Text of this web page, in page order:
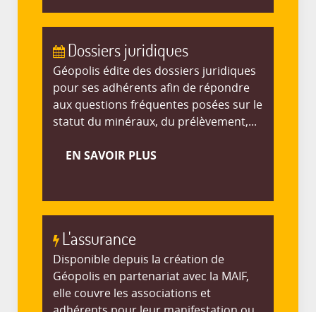
Dossiers juridiques
Géopolis édite des dossiers juridiques
pour ses adhérents afin de répondre
aux questions fréquentes posées sur le
statut du minéraux, du prélèvement,...
EN SAVOIR PLUS
L'assurance
Disponible depuis la création de
Géopolis en partenariat avec la MAIF,
elle couvre les associations et